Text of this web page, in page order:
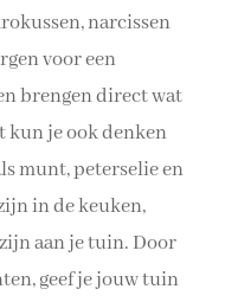
narcissen
voor een
brengen direct wat
je ook denken
munt, peterselie en
in de keuken,
aan je tuin. Door
geef je jouw tuin